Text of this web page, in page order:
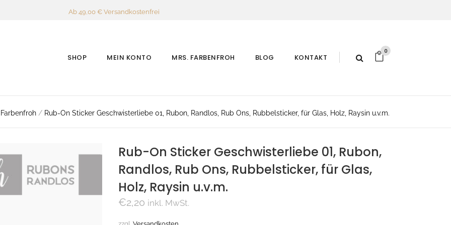
Ab 49,00 € Versandkostenfrei
SHOP MEIN KONTO MRS. FARBENFROH BLOG KONTAKT
0
/ Rub-On Sticker Geschwisterliebe 01, Rubon, Randlos, Rub Ons, Rubbelsticker, für Glas, Holz, Raysin u.v.m.
Rub-On Sticker Geschwisterliebe 01, Rubon,
Randlos, Rub Ons, Rubbelsticker, für Glas,
Holz, Raysin u.v.m.
€2,20 inkl. MwSt.